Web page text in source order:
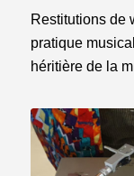
Restitutions de
pratique
héritière de la